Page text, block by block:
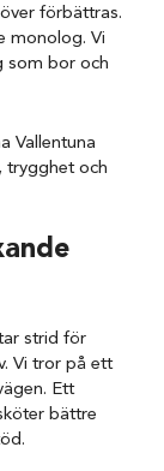
förbättras.
monolog. Vi
som bor och
Vallentuna
trygghet och
strid för
Vi tror på ett
Ett
bättre